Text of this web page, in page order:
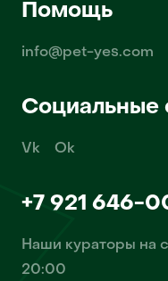
Помощь
info@pet-yes.com
Социальные
Vk Ok
+7 921 646-
Наши кураторы на
20:00